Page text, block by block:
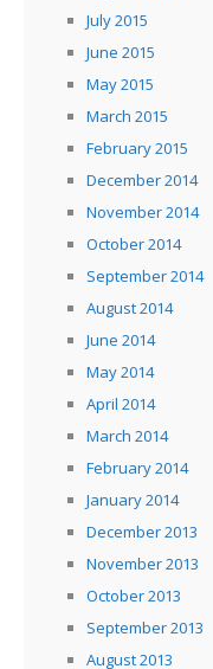
July 2015
June 2015
May 2015
March 2015
February 2015
December 2014
November 2014
October 2014
September 2014
August 2014
June 2014
May 2014
April 2014
March 2014
February 2014
January 2014
December 2013
November 2013
October 2013
September 2013
August 2013